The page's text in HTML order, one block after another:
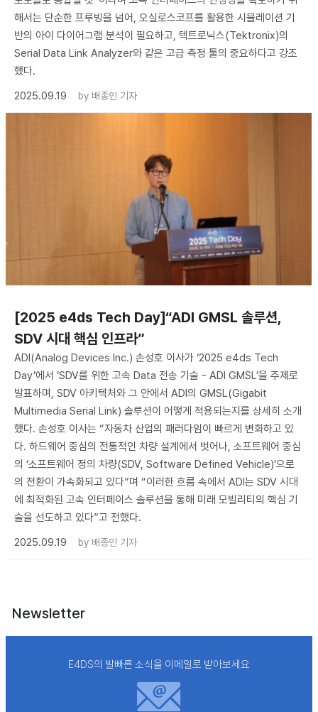
해서는 단순한 프루빙을 넘어, 오실로스코프를 활용한 시뮬레이션 기
반의 아이 다이어그램 분석이 필요하고, 텍트로닉스(Tektronix)의
Serial Data Link Analyzer와 같은 고급 측정 툴의 중요하다고 강조
했다.
2025.09.19
by 배종인 기자
[2025 e4ds Tech Day]“ADI GMSL 솔루션,
SDV 시대 핵심 인프라”
ADI(Analog Devices Inc.) 손성호 이사가 ‘2025 e4ds Tech
Day’에서 ‘SDV를 위한 고속 Data 전송 기술 - ADI GMSL’을 주제로
발표하며, SDV 아키텍처와 그 안에서 ADI의 GMSL(Gigabit
Multimedia Serial Link) 솔루션이 어떻게 적용되는지를 상세히 소개
했다. 손성호 이사는 “자동차 산업의 패러다임이 빠르게 변화하고 있
다. 하드웨어 중심의 전통적인 차량 설계에서 벗어나, 소프트웨어 중심
의 ‘소프트웨어 정의 차량(SDV, Software Defined Vehicle)’으로
의 전환이 가속화되고 있다”며 “이러한 흐름 속에서 ADI는 SDV 시대
에 최적화된 고속 인터페이스 솔루션을 통해 미래 모빌리티의 핵심 기
술을 선도하고 있다”고 전했다.
2025.09.19
by 배종인 기자
Newsletter
E4DS의 발빠른 소식을 이메일로 받아보세요